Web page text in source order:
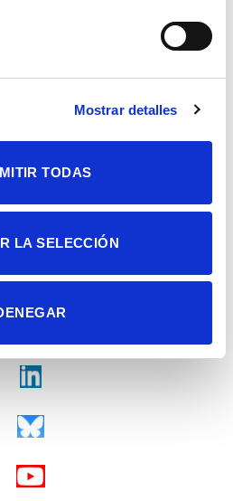
Mostrar detalles
TODAS
LA SELECCIÓN
| España
+ 34 965 23 37 00